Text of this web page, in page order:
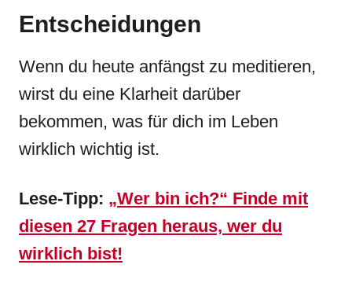
Entscheidungen
Wenn du heute anfängst zu meditieren,
wirst du eine Klarheit darüber
bekommen, was für dich im Leben
wirklich wichtig ist.
Lese-Tipp: „Wer bin ich?“ Finde mit
diesen 27 Fragen heraus, wer du
wirklich bist!